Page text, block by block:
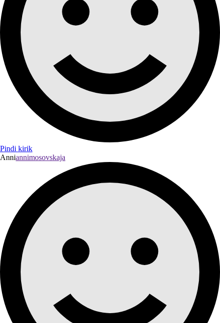
Pindi kirik
Anniannimosovskaja